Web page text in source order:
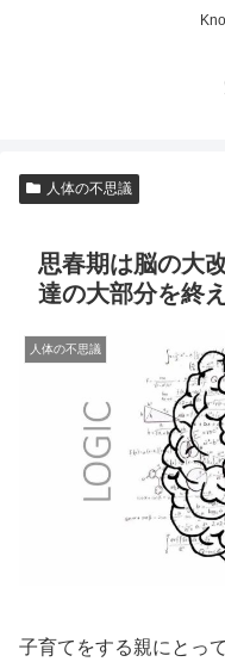
人体の不思議
思春期は脳の大
達の大部分を終
人体の不思議
子育てをする親にとっ